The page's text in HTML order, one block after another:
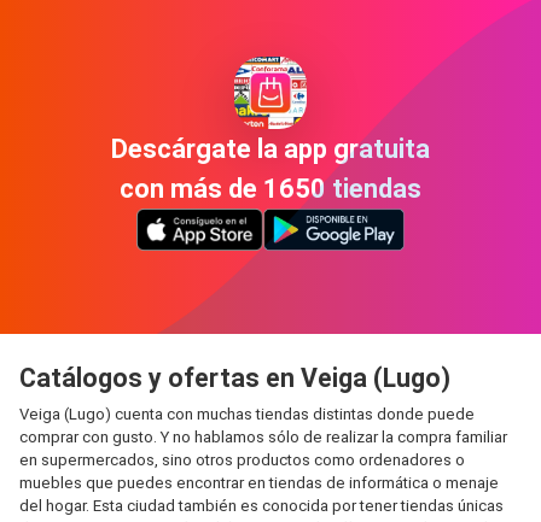
Descárgate la app gratuita
con más de 1650 tiendas
Catálogos y ofertas en Veiga (Lugo)
Veiga (Lugo) cuenta con muchas tiendas distintas donde puede
comprar con gusto. Y no hablamos sólo de realizar la compra familiar
en supermercados, sino otros productos como ordenadores o
muebles que puedes encontrar en tiendas de informática o menaje
del hogar. Esta ciudad también es conocida por tener tiendas únicas